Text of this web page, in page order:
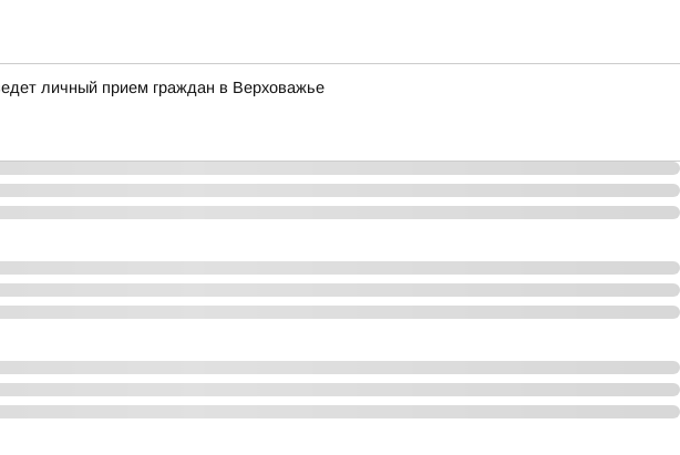
личный прием граждан в Верховажье